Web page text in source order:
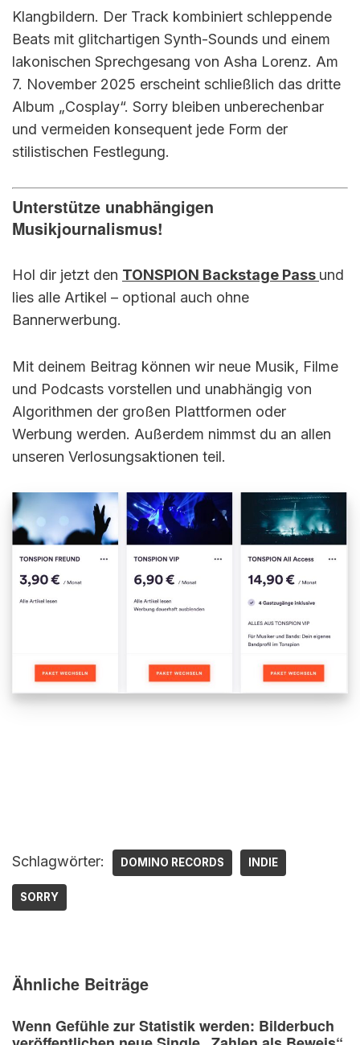
Klangbildern. Der Track kombiniert schleppende
Beats mit glitchartigen Synth-Sounds und einem
lakonischen Sprechgesang von Asha Lorenz. Am
7. November 2025 erscheint schließlich das dritte
Album „Cosplay“. Sorry bleiben unberechenbar
und vermeiden konsequent jede Form der
stilistischen Festlegung.
Unterstütze unabhängigen
Musikjournalismus!
Hol dir jetzt den TONSPION Backstage Pass und
lies alle Artikel – optional auch ohne
Bannerwerbung.
Mit deinem Beitrag können wir neue Musik, Filme
und Podcasts vorstellen und unabhängig von
Algorithmen der großen Plattformen oder
Werbung werden. Außerdem nimmst du an allen
unseren Verlosungsaktionen teil.
Schlagwörter: DOMINO RECORDS INDIE
SORRY
Ähnliche Beiträge
Wenn Gefühle zur Statistik werden: Bilderbuch